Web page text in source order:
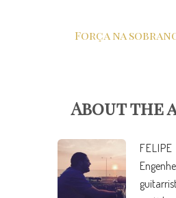
Força na
About the
FELIPE